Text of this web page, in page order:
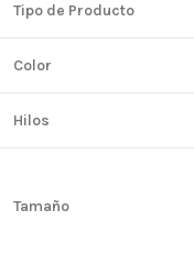
Tipo de Producto
Color
Hilos
Tamaño